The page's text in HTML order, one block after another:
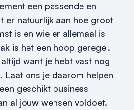
een passende en
er natuurlijk aan hoe groot
is en wie er allemaal is
is het een hoop geregel.
want je hebt vast nog
Laat ons je daarom helpen
geschikt business
al jouw wensen voldoet.